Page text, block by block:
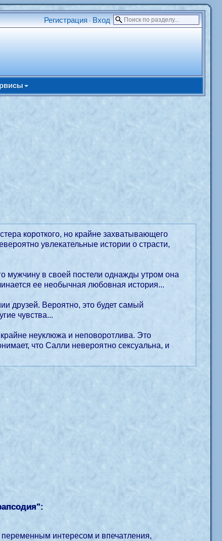
Регистрация • Вход
короткого, но крайне захватывающего
увлекательные истории о страсти,
мужчину в своей постели однажды утром она
ее необычная любовная история...
друзей. Вероятно, это будет самый
чувства...
неуклюжа и неповоротлива. Это
что Салли невероятно сексуальна, и
":
интересом и впечатления,